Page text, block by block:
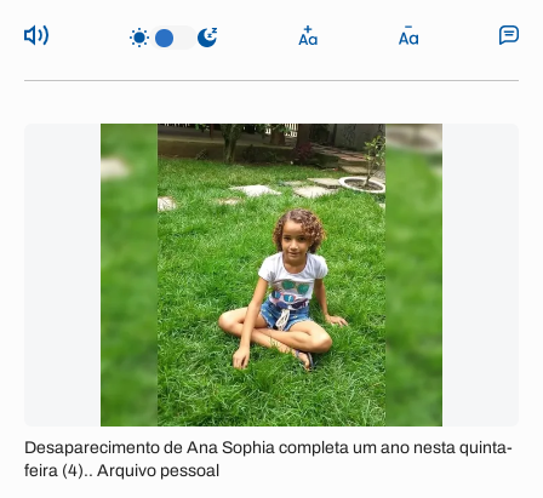
Desaparecimento de Ana Sophia completa um ano nesta quinta-
feira (4).. Arquivo pessoal